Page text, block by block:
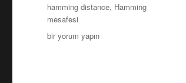
Etiketler
hamming distance, Hamming
mesafesi
Tutuklular
bir yorum yapın